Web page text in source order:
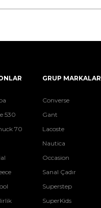
530
70
GRUP MARKALAR
Converse
Gant
Lacoste
Nautica
Occasion
Sanal Çadır
Superstep
SuperKids